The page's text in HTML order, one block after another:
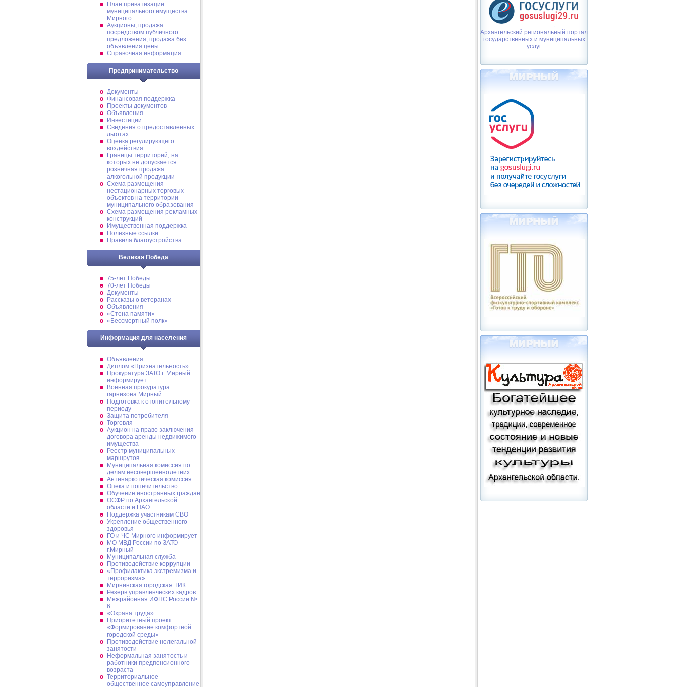
План приватизации
муниципального имущества
Мирного
Аукционы, продажа
посредством публичного
предложения, продажа без
объявления цены
Справочная информация
Предпринимательство
Документы
Финансовая поддержка
Проекты документов
Объявления
Инвестиции
Сведения о предоставленных
льготах
Оценка регулирующего
воздействия
Границы территорий, на
которых не допускается
розничная продажа
алкогольной продукции
Схема размещения
нестационарных торговых
объектов на территории
муниципального образования
Схема размещения рекламных
конструкций
Имущественная поддержка
Полезные ссылки
Правила благоустройства
Великая Победа
75-лет Победы
70-лет Победы
Документы
Рассказы о ветеранах
Объявления
«Стена памяти»
«Бессмертный полк»
Информация для населения
Объявления
Диплом «Признательность»
Прокуратура ЗАТО г. Мирный
информирует
Военная прокуратура
гарнизона Мирный
Подготовка к отопительному
периоду
Защита потребителя
Торговля
Аукцион на право заключения
договора аренды недвижимого
имущества
Реестр муниципальных
маршрутов
Муниципальная комиссия по
делам несовершеннолетних
Антинаркотическая комиссия
Опека и попечительство
Обучение иностранных граждан
ОСФР по Архангельской
области и НАО
Поддержка участникам СВО
Укрепление общественного
здоровья
ГО и ЧС Мирного информирует
МО МВД России по ЗАТО
г.Мирный
Муниципальная cлужба
Противодействие коррупции
«Профилактика экстремизма и
терроризма»
Мирнинская городская ТИК
Резерв управленческих кадров
Межрайонная ИФНС России №
6
«Охрана труда»
Приоритетный проект
«Формирование комфортной
городской среды»
Противодействие нелегальной
занятости
Неформальная занятость и
работники предпенсионного
возраста
Территориальное
общественное самоуправление
Архангельский региональный портал
государственных и муниципальных
услуг